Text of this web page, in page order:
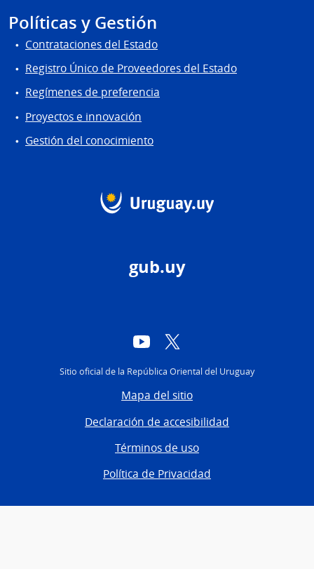
Políticas y Gestión
Contrataciones del Estado
Registro Único de Proveedores del Estado
Regímenes de preferencia
Proyectos e innovación
Gestión del conocimiento
gub.uy
YouTube
Sitio oficial de la República Oriental del Uruguay
Mapa del sitio
Declaración de accesibilidad
Términos de uso
Política de Privacidad